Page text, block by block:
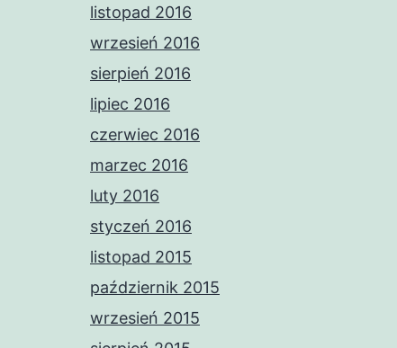
listopad 2016
wrzesień 2016
sierpień 2016
lipiec 2016
czerwiec 2016
marzec 2016
luty 2016
styczeń 2016
listopad 2015
październik 2015
wrzesień 2015